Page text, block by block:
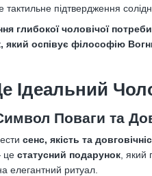
підтвердження
чоловічої
який оспівує філософію
Ідеальний
Поваги та
сенс, якість та
це статусний подарунок ,
елегантний ритуал.